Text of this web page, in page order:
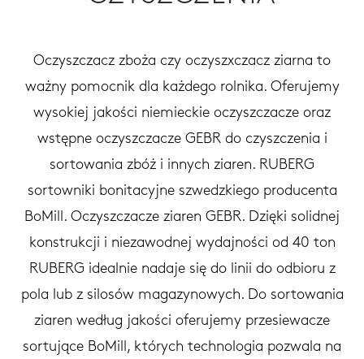
Oczyszczacz zboża czy oczyszxczacz ziarna to
ważny pomocnik dla każdego rolnika. Oferujemy
wysokiej jakości niemieckie oczyszczacze oraz
wstępne oczyszczacze GEBR do czyszczenia i
sortowania zbóż i innych ziaren. RUBERG
sortowniki bonitacyjne szwedzkiego producenta
BoMill. Oczyszczacze ziaren GEBR. Dzięki solidnej
konstrukcji i niezawodnej wydajności od 40 ton
RUBERG idealnie nadaje się do linii do odbioru z
pola lub z silosów magazynowych. Do sortowania
ziaren według jakości oferujemy przesiewacze
sortujące BoMill, których technologia pozwala na